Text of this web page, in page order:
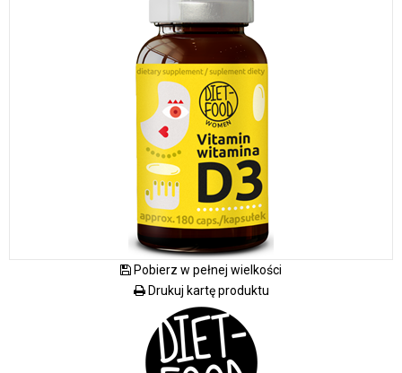
Pobierz w pełnej wielkości
Drukuj kartę produktu